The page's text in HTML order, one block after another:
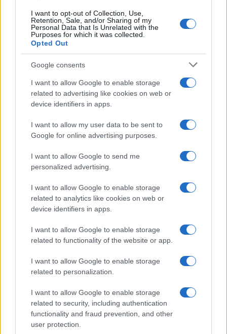
I want to opt-out of Collection, Use,
Retention, Sale, and/or Sharing of my
Personal Data that Is Unrelated with the
Purposes for which it was collected.
Opted Out
Google consents
I want to allow Google to enable storage
related to advertising like cookies on web or
device identifiers in apps.
I want to allow my user data to be sent to
Google for online advertising purposes.
I want to allow Google to send me
personalized advertising.
I want to allow Google to enable storage
related to analytics like cookies on web or
device identifiers in apps.
I want to allow Google to enable storage
related to functionality of the website or app.
I want to allow Google to enable storage
related to personalization.
I want to allow Google to enable storage
related to security, including authentication
functionality and fraud prevention, and other
user protection.
O Schmidtu i trećem entitetu
Jednu od posjeta koju je Beyer ostvario tokom
boravka u Bosni i Hercegovini odnosi se i na
Christiana Schmidta.
S obzirom na brojne informacije o tome da li će
Schmidt ići iz BiH, kakva je uloga visokog
predstavnika i OHR-a u budućnosti, Beyer se
Schmidtom ostaje u bliskom kontaktu o svim
pitanjima vezanim za Bosnu i Hercegovinu.
"Osnivanje OHR-a i Visokog predstavnika je
fundamentalno za mir i stabilnost u BiH. Različite
osobe koje su obavljale ovu funkciju tokom više
od tri decenije mnogo su doprinijele osiguranju
implementacije Dejtonskog mirovnog
Christian Schmidt, obavlja veoma važan i
izuzetno odgovoran posao u Bosni i Hercegovini.
Ostajemo u veoma bliskom kontaktu u vezi sa
trenutnim dešavanjima", objasnio je.
Jedna od tema koje smo se dotakli u razgovoru